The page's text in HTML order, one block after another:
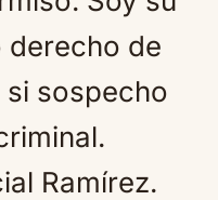
derecho de
sospecho
Ramírez.